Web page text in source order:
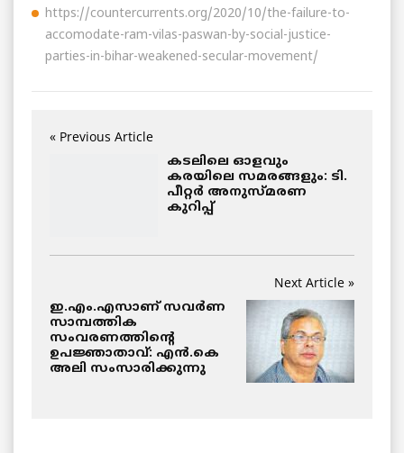
https://countercurrents.org/2020/10/the-failure-to-
accomodate-ram-vilas-paswan-by-social-justice-
parties-in-bihar-weakened-secular-movement/
« Previous Article
കടലിലെ ഓളവും
കരയിലെ സമരങ്ങളും: ടി.
പീറ്റർ അനുസ്മരണ
കുറിപ്പ്
Next Article »
ഇ.എം.എസാണ് സവർണ
സാമ്പത്തിക
സംവരണത്തിന്റെ
ഉപജ്ഞാതാവ്: എൻ.കെ
അലി സംസാരിക്കുന്നു